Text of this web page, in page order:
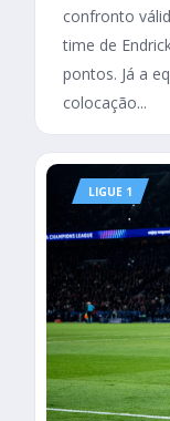
confronto
time de
pontos. Já a
colocação...
LIGUE 1